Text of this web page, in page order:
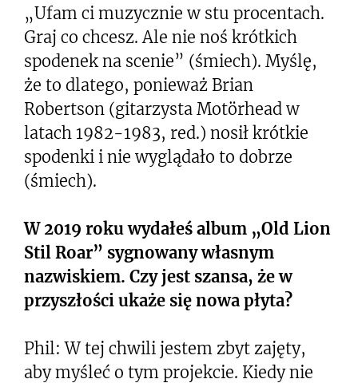
„Ufam ci muzycznie w stu procentach.
Graj co chcesz. Ale nie noś krótkich
spodenek na scenie” (śmiech). Myślę,
że to dlatego, ponieważ Brian
Robertson (gitarzysta Motörhead w
latach 1982-1983, red.) nosił krótkie
spodenki i nie wyglądało to dobrze
(śmiech).
W 2019 roku wydałeś album „Old Lion
Stil Roar” sygnowany własnym
nazwiskiem. Czy jest szansa, że w
przyszłości ukaże się nowa płyta?
Phil: W tej chwili jestem zbyt zajęty,
aby myśleć o tym projekcie. Kiedy nie